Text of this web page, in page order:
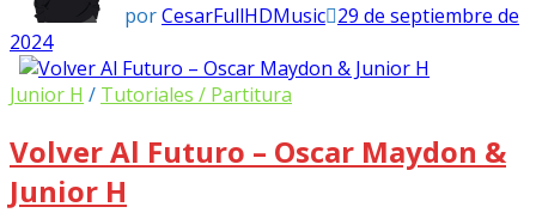
porCesarFullHDMusic 29 de septiembre de
2024
Junior H / Tutoriales / Partitura
Volver Al Futuro – Oscar Maydon &
Junior H